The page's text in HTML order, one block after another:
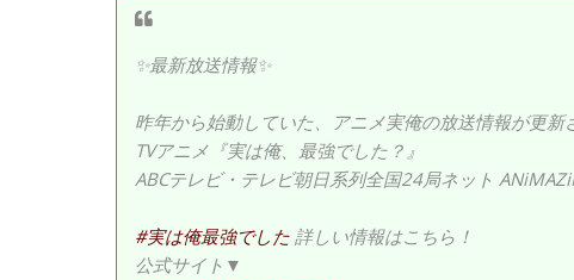
✨最新放送情報✨
昨年から始動していた、アニメ実俺の放送情報が更新
TVアニメ『実は俺、最強でした？』
ABCテレビ・テレビ朝日系列全国24局ネット
#実は俺最強でした 詳しい情報はこちら！
公式サイト▼